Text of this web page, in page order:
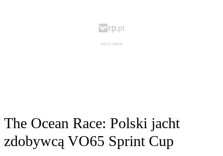
The Ocean Race: Polski jacht
zdobywcą VO65 Sprint Cup